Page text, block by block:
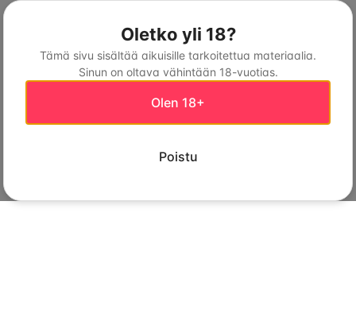
Oletko yli 18?
Tämä sivu sisältää aikuisille tarkoitettua materiaalia.
Sinun on oltava vähintään 18-vuotias.
Olen 18+
Poistu